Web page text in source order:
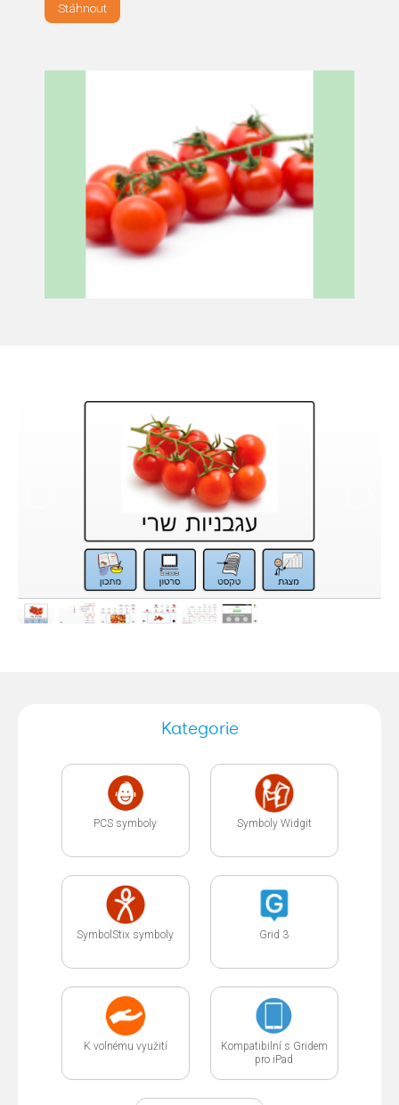
Stáhnout
Kategorie
PCS symboly Symboly Widgit
SymbolStix symboly Grid 3
K volnému využití
Kompatibilní s Gridem
pro iPad